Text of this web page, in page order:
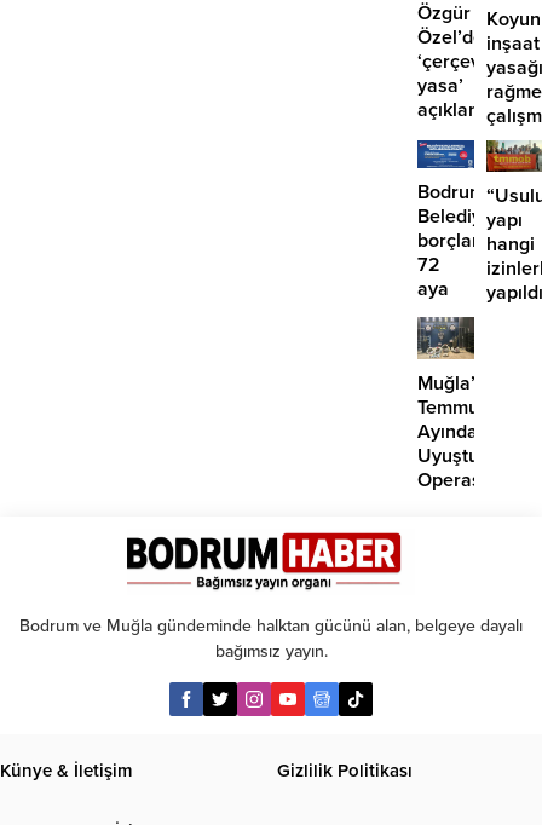
Özgür
Özel’den
‘çerçeve
yasa’
açıklaması:
‘İmza
atma
çabamız
yok’
inşaat
iddiası
Bodrum
borçlara
72
aya
kadar
taksit
yapı
hangi
Muğla’da
Temmuz
Ayında
Uyuşturucu
Operasyonu:
Bodrum ve Muğla gündeminde halktan gücünü alan, belgeye dayalı
bağımsız yayın.
Künye & İletişim Gizlilik Politikası